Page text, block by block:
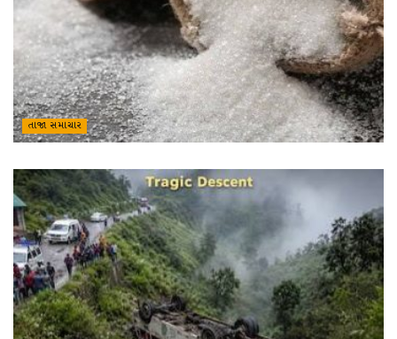
તાજા સમાચાર